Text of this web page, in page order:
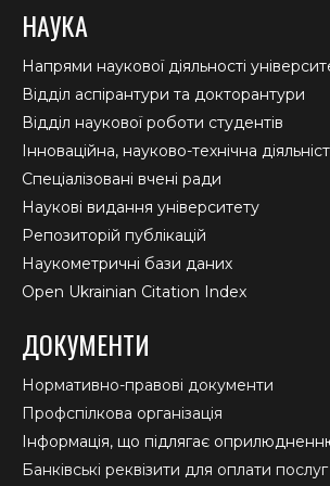
НАУКА
Напрями наукової діяльності
Відділ аспірантури та докторантури
Відділ наукової роботи студентів
Інноваційна, науково-технічна
Спеціалізовані вчені ради
Наукові видання університету
Репозиторій публікацій
Наукометричні бази даних
Open Ukrainian Citation Index
ДОКУМЕНТИ
Нормативно-правові документи
Профспілкова організація
Інформація, що підлягає
Банківські реквізити для оплати послуг